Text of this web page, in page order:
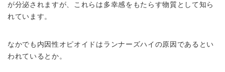
が分泌されますが、これらは多幸感をもたらす物質として知ら
れています。
なかでも内因性オピオイドはランナーズハイの原因であるとい
われているとか。